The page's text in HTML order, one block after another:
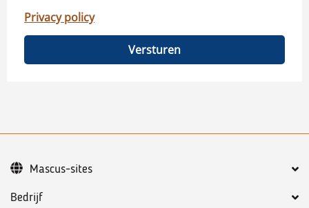
Privacy policy
Versturen
Bedrijf
Mascus-sites